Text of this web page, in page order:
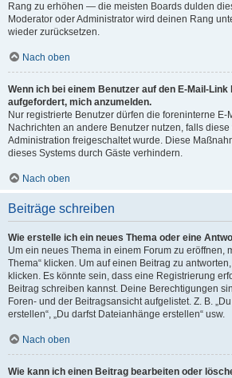
Rang zu erhöhen — die meisten Boards dulden
Moderator oder Administrator wird deinen Rang
wieder zurücksetzen.
Nach oben
Wenn ich bei einem Benutzer auf den E-Mail-
aufgefordert, mich anzumelden.
Nur registrierte Benutzer dürfen die foreninterne E-
Nachrichten an andere Benutzer nutzen, falls
Administration freigeschaltet wurde. Diese
dieses Systems durch Gäste verhindern.
Nach oben
Beiträge schreiben
Wie erstelle ich ein neues Thema oder eine
Um ein neues Thema in einem Forum zu eröffnen,
Thema“ klicken. Um auf einen Beitrag zu
klicken. Es könnte sein, dass eine Registrierung
Beitrag schreiben kannst. Deine Berechtigungen
Foren- und der Beitragsansicht aufgelistet. Z. B.
erstellen“, „Du darfst Dateianhänge erstellen“ usw.
Nach oben
Wie kann ich einen Beitrag bearbeiten oder